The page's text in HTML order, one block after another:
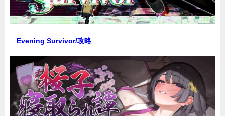
Evening Survivor/攻略